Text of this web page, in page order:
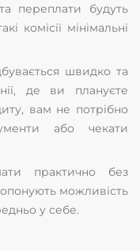
переплати будуть
комісії мінімальні
швидко та
де ви плануєте
вам не потрібно
або чекати
практично без
можливість
у себе.